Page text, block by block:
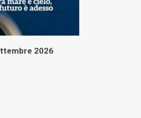
2026